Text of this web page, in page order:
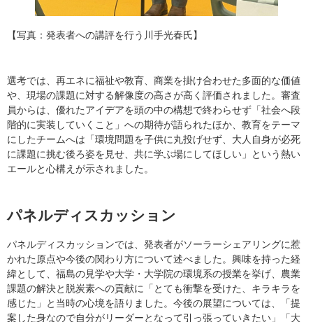
【写真：発表者への講評を行う川手光春氏】
選考では、再エネに福祉や教育、商業を掛け合わせた多面的な価値
や、現場の課題に対する解像度の高さが高く評価されました。審査
員からは、優れたアイデアを頭の中の構想で終わらせず「社会へ段
階的に実装していくこと」への期待が語られたほか、教育をテーマ
にしたチームへは「環境問題を子供に丸投げせず、大人自身が必死
に課題に挑む後ろ姿を見せ、共に学ぶ場にしてほしい」という熱い
エールと心構えが示されました。
パネルディスカッション
パネルディスカッションでは、発表者がソーラーシェアリングに惹
かれた原点や今後の関わり方について述べました。興味を持った経
緯として、福島の見学や大学・大学院の環境系の授業を挙げ、農業
課題の解決と脱炭素への貢献に「とても衝撃を受けた、キラキラを
感じた」と当時の心境を語りました。今後の展望については、「提
案した身なので自分がリーダーとなって引っ張っていきたい」「大